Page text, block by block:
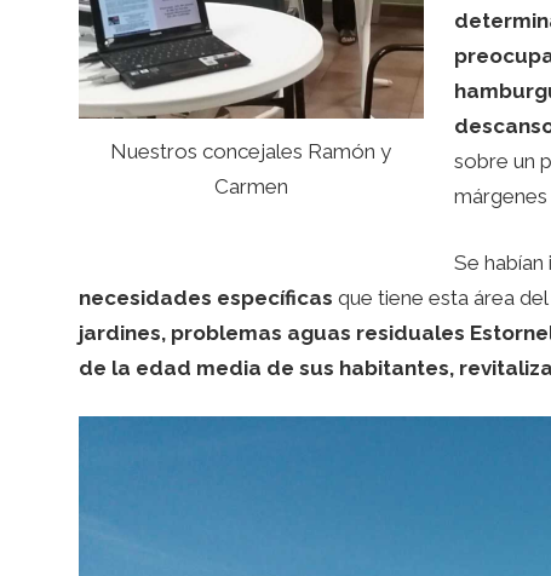
Nuestros concejales Ramón y
Carmen
sobre un
márgenes
Se
necesidades específicas que tiene esta área del
jardines, problemas aguas residuales
de la edad media de sus habitantes,